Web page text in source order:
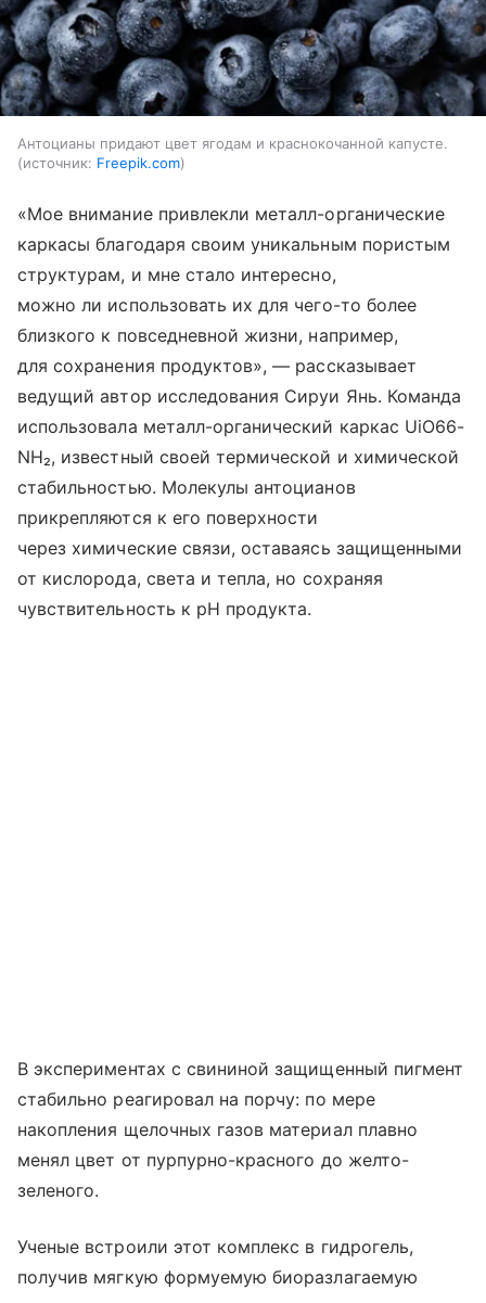
Антоцианы придают цвет ягодам и краснокочанной капусте.
источник: Freepik.com
«Мое внимание привлекли металл-органические
каркасы благодаря своим уникальным пористым
структурам, и мне стало интересно,
можно ли использовать их для чего-то более
близкого к повседневной жизни, например,
для сохранения продуктов», — рассказывает
ведущий автор исследования Сируи Янь. Команда
использовала металл-органический каркас UiO66-
NH₂, известный своей термической и химической
стабильностью. Молекулы антоцианов
прикрепляются к его поверхности
через химические связи, оставаясь защищенными
от кислорода, света и тепла, но сохраняя
чувствительность к pH продукта.
В экспериментах с свининой защищенный пигмент
стабильно реагировал на порчу: по мере
накопления щелочных газов материал плавно
менял цвет от пурпурно-красного до желто-
зеленого.
Ученые встроили этот комплекс в гидрогель,
получив мягкую формуемую биоразлагаемую